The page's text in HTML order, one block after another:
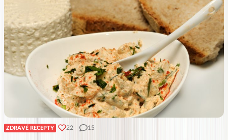
ZDRAVÉ RECEPTY 22 15